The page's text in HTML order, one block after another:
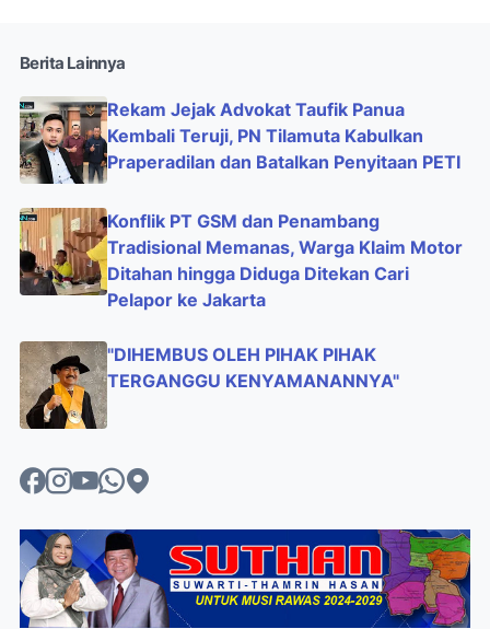
Berita Lainnya
Rekam Jejak Advokat Taufik Panua
Kembali Teruji, PN Tilamuta Kabulkan
Praperadilan dan Batalkan Penyitaan PETI
Konflik PT GSM dan Penambang
Tradisional Memanas, Warga Klaim Motor
Ditahan hingga Diduga Ditekan Cari
Pelapor ke Jakarta
"DIHEMBUS OLEH PIHAK PIHAK
TERGANGGU KENYAMANANNYA"